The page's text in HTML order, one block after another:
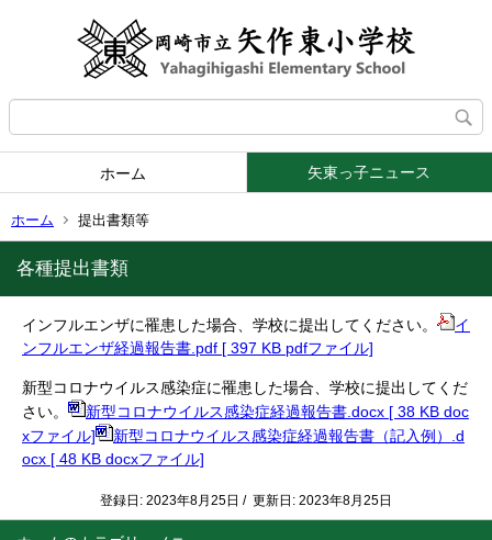
ホーム 矢東っ子ニュース
ホーム 提出書類等
各種提出書類
インフルエンザに罹患した場合、学校に提出してください。
イ
ンフルエンザ経過報告書.pdf [ 397 KB pdfファイル]
新型コロナウイルス感染症に罹患した場合、学校に提出してくだ
さい。
新型コロナウイルス感染症経過報告書.docx [ 38 KB doc
xファイル]
新型コロナウイルス感染症経過報告書（記入例）.d
ocx [ 48 KB docxファイル]
登録日: 2023年8月25日 / 更新日: 2023年8月25日